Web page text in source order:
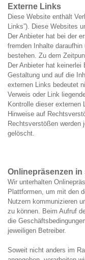
Externe Links
Diese Website enthält
Links”). Diese Websites
Der Anbieter hat bei der
fremden Inhalte
bestehen. Zu dem
Der Anbieter hat
Gestaltung und auf die
externen Links bedeutet
Verweis oder Link
Kontrolle dieser externen
Hinweise auf
Rechtsverstößen werden
gelöscht.
Onlinepräsenzen in
Wir unterhalten
Plattformen, um mit den
Nutzern kommunizieren
zu können. Beim Aufruf
die
jeweiligen Betreiber.
Soweit nicht anders im